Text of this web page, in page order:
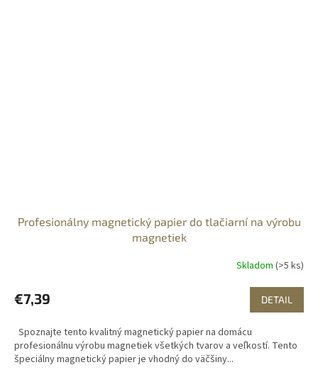
Profesionálny magnetický papier do tlačiarní na výrobu
magnetiek
Skladom (>5 ks)
€7,39 DETAIL
Spoznajte tento kvalitný magnetický papier na domácu
profesionálnu výrobu magnetiek všetkých tvarov a veľkostí. Tento
špeciálny magnetický papier je vhodný do väčšiny...